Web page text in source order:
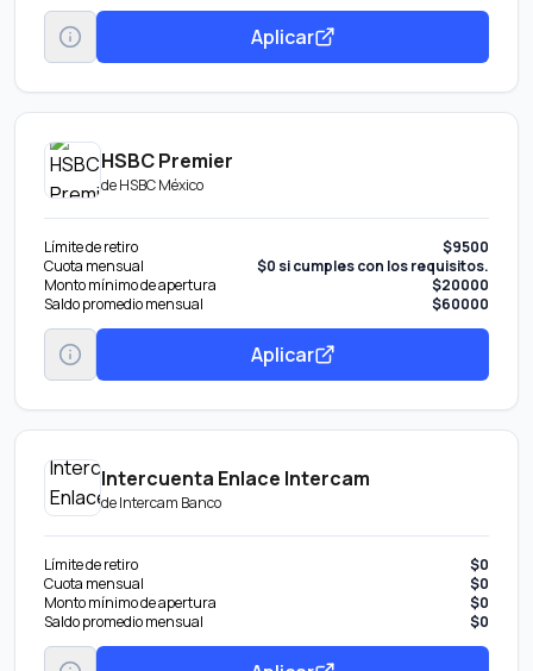
Aplicar
HSBC Premier
deHSBC México
Límite de retiro
$9500
Cuota mensual
$0 si cumples con los requisitos.
Monto mínimo de apertura
$20000
Saldo promedio mensual
$60000
Aplicar
Intercuenta Enlace Intercam
deIntercam Banco
Límite de retiro
$0
Cuota mensual
$0
Monto mínimo de apertura
$0
Saldo promedio mensual
$0